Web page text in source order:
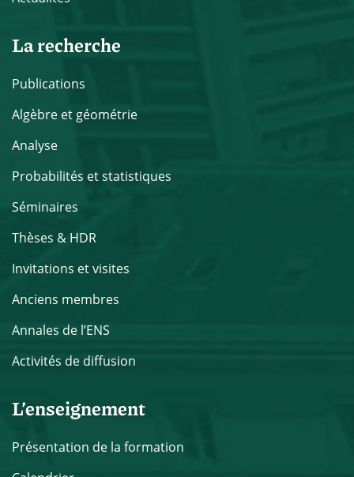
La recherche
Publications
Algèbre et géométrie
Analyse
Probabilités et statistiques
Séminaires
Thèses & HDR
Invitations et visites
Anciens membres
Annales de l’ENS
Activités de diffusion
L’enseignement
Présentation de la formation